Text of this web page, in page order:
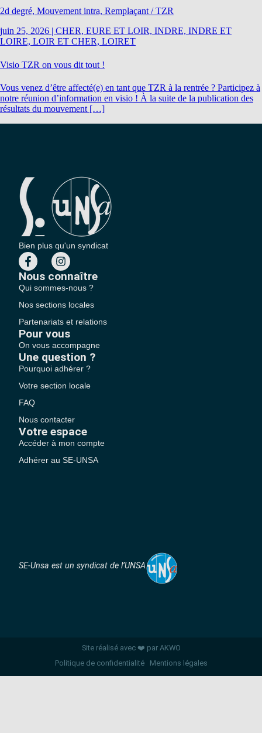
2d degré, Mouvement intra, Remplaçant / TZR
juin 25, 2026 | CHER, EURE ET LOIR, INDRE, INDRE ET
LOIRE, LOIR ET CHER, LOIRET
Visio TZR on vous dit tout !
Vous venez d’être affecté(e) en tant que TZR à la rentrée ? Participez à
notre réunion d’information en visio ! À la suite de la publication des
résultats du mouvement […]
Bien plus qu'un syndicat
Nous connaître
Qui sommes-nous ?
Nos sections locales
Partenariats et relations
Pour vous
On vous accompagne
Une question ?
Pourquoi adhérer ?
Votre section locale
FAQ
Nous contacter
Votre espace
Accéder à mon compte
Adhérer au SE-UNSA
SE-Unsa est un syndicat de l’UNSA
Site réalisé avec ❤️ par AKWO
Politique de confidentialité
Mentions légales